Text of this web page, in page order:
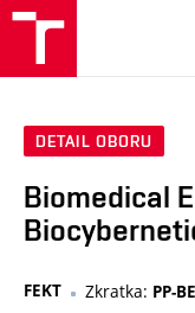
DETAIL OBORU
Biomedical
FEKT Zkratka: PP-